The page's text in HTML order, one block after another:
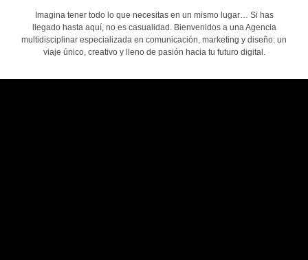
Imagina tener todo lo que necesitas en un mismo lugar… Si has
llegado hasta aquí, no es casualidad. Bienvenidos a una Agencia
multidisciplinar especializada en comunicación, marketing y diseño: un
viaje único, creativo y lleno de pasión hacia tu futuro digital.